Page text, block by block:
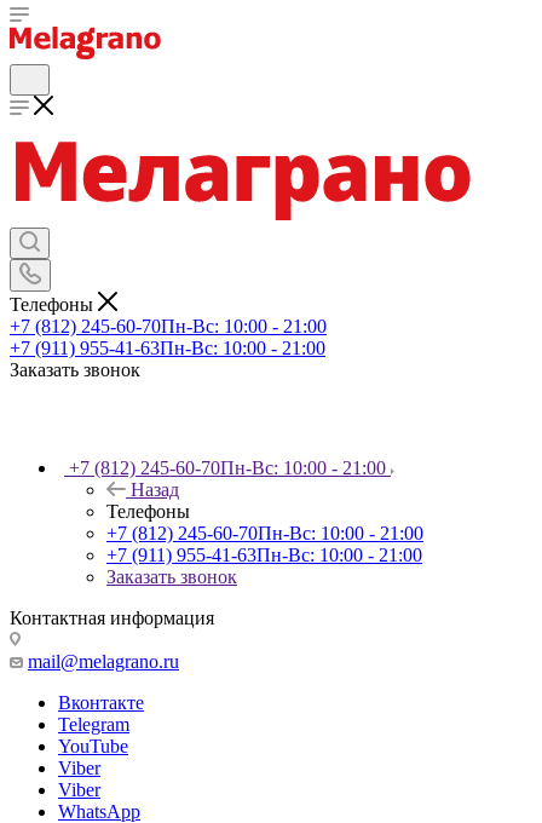
Телефоны
+7 (812) 245-60-70Пн-Вс: 10:00 - 21:00
+7 (911) 955-41-63Пн-Вс: 10:00 - 21:00
Заказать звонок
+7 (812) 245-60-70Пн-Вс: 10:00 - 21:00
Назад
Телефоны
+7 (812) 245-60-70Пн-Вс: 10:00 - 21:00
+7 (911) 955-41-63Пн-Вс: 10:00 - 21:00
Заказать звонок
Контактная информация
mail@melagrano.ru
Вконтакте
Telegram
YouTube
Viber
Viber
WhatsApp